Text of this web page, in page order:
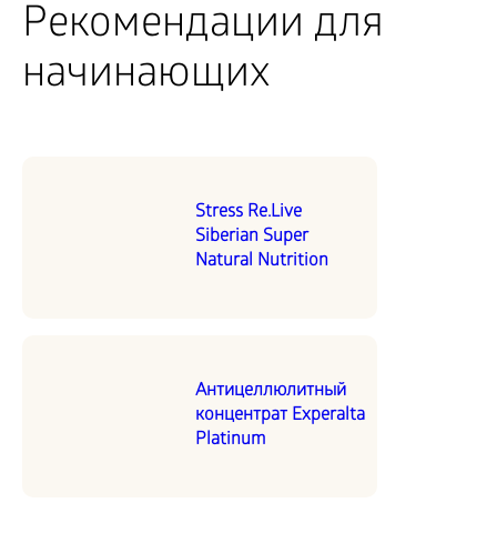
Рекомендации для
начинающих
Stress Re.Live
Siberian Super
Natural Nutrition
Антицеллюлитный
концентрат Experalta
Platinum